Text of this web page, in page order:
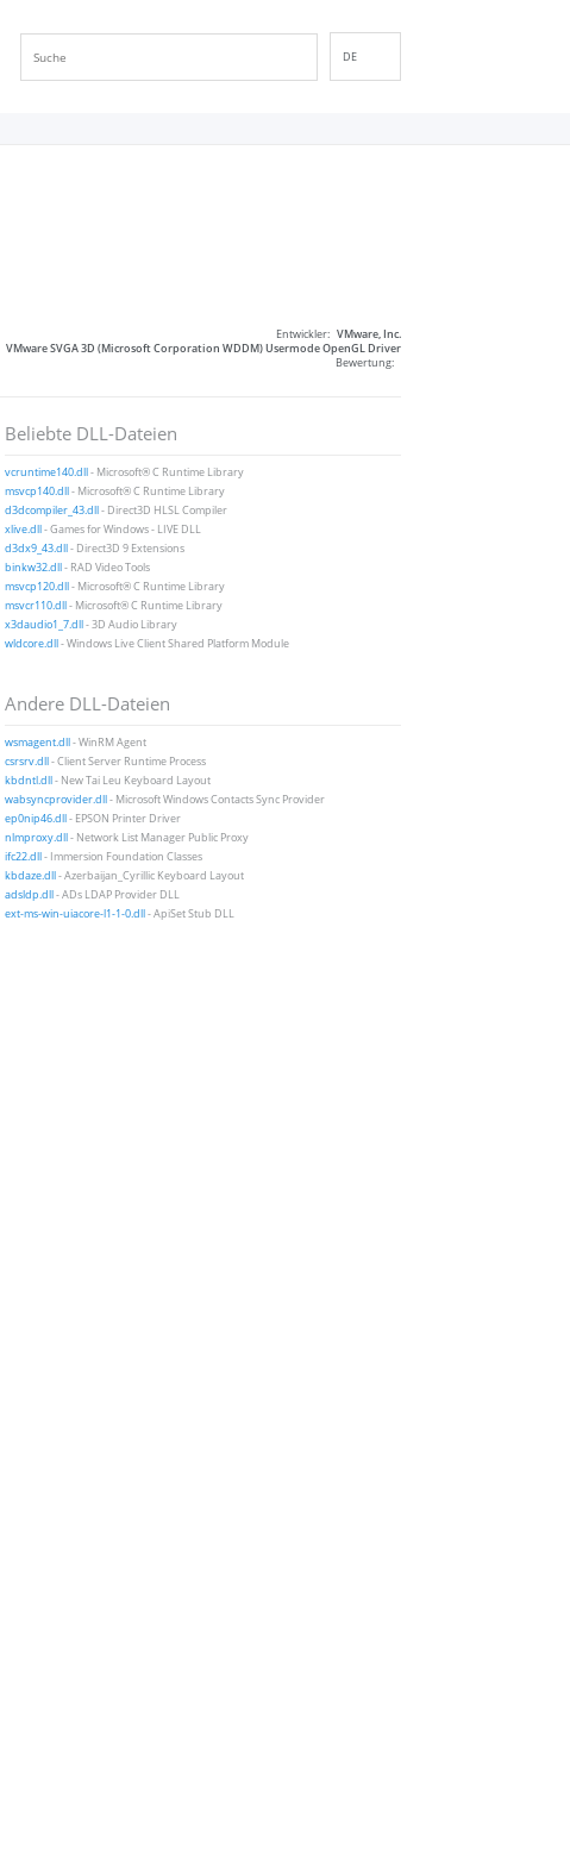
DE
NN
Entwickler: VMware, Inc.
VMware SVGA 3D (Microsoft Corporation WDDM) Usermode OpenGL Driver
Bewertung:
Beliebte DLL-Dateien
vcruntime140.dll- Microsoft® C Runtime Library
msvcp140.dll- Microsoft® C Runtime Library
d3dcompiler_43.dll- Direct3D HLSL Compiler
xlive.dll- Games for Windows - LIVE DLL
d3dx9_43.dll- Direct3D 9 Extensions
binkw32.dll- RAD Video Tools
msvcp120.dll- Microsoft® C Runtime Library
msvcr110.dll- Microsoft® C Runtime Library
x3daudio1_7.dll- 3D Audio Library
wldcore.dll- Windows Live Client Shared Platform Module
Andere DLL-Dateien
wsmagent.dll- WinRM Agent
csrsrv.dll- Client Server Runtime Process
kbdntl.dll- New Tai Leu Keyboard Layout
wabsyncprovider.dll- Microsoft Windows Contacts Sync Provider
ep0nip46.dll- EPSON Printer Driver
nlmproxy.dll- Network List Manager Public Proxy
ifc22.dll- Immersion Foundation Classes
kbdaze.dll- Azerbaijan_Cyrillic Keyboard Layout
adsldp.dll- ADs LDAP Provider DLL
ext-ms-win-uiacore-l1-1-0.dll- ApiSet Stub DLL